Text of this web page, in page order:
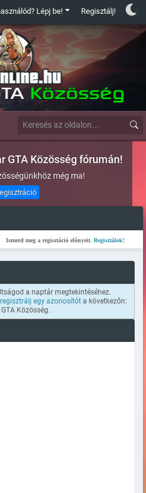
Lépj be! Regisztálj!
GTA Közösség fórumán!
még ma!
meg a regisztáció előnyeit.Regisztálok!
a naptár megtekintéséhez.
regisztrálj egy azonosítót a következőn:
Közösség.